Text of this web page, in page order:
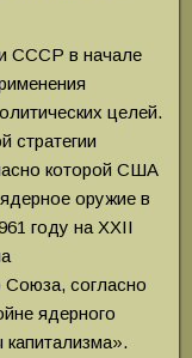
СССР в начале
целей.
стратегии
которой США
оружие в
году на XXII
Союза, согласно
ядерного